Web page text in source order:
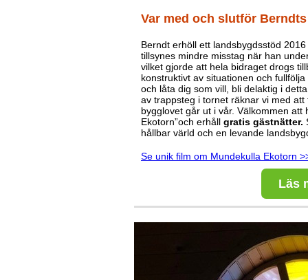
Var med och slutför
Berndt erhöll ett landsbygdsstöd
tillsynes mindre misstag när han
vilket gjorde att hela bidraget drogs
konstruktivt av situationen och
och låta dig som vill, bli delaktig i
av trappsteg i tornet räknar vi med
bygglovet går ut i vår. Välkommen att
Ekotorn”och erhåll gratis gästnätter.
hållbar värld och en levande
Se unik film om Mundekulla Ekotorn
Läs